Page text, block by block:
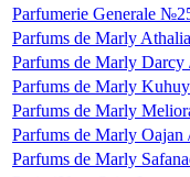
Parfumerie Generale
Parfums de Marly
Parfums de Marly Darcy
Parfums de Marly
Parfums de Marly
Parfums de Marly Oajan
Parfums de Marly